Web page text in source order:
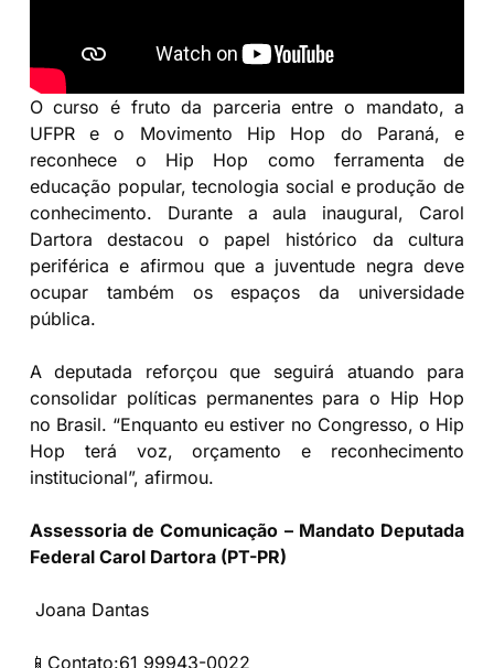
O curso é fruto da parceria entre o mandato, a
UFPR e o Movimento Hip Hop do Paraná, e
reconhece o Hip Hop como ferramenta de
educação popular, tecnologia social e produção de
conhecimento. Durante a aula inaugural, Carol
Dartora destacou o papel histórico da cultura
periférica e afirmou que a juventude negra deve
ocupar também os espaços da universidade
pública.
A deputada reforçou que seguirá atuando para
consolidar políticas permanentes para o Hip Hop
no Brasil. “Enquanto eu estiver no Congresso, o Hip
Hop terá voz, orçamento e reconhecimento
institucional”, afirmou.
Assessoria de Comunicação – Mandato Deputada
Federal Carol Dartora (PT-PR)
Joana Dantas
📱Contato:61 99943-0022